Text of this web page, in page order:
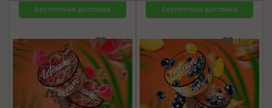
Бесплатная доставка Бесплатная доставка